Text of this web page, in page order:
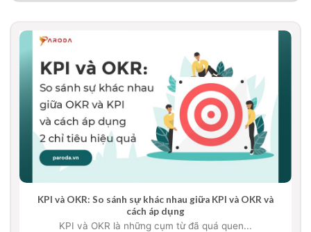
KPI và OKR: So sánh sự khác nhau giữa KPI và OKR và
cách áp dụng
KPI và OKR là những cụm từ đã quá quen...